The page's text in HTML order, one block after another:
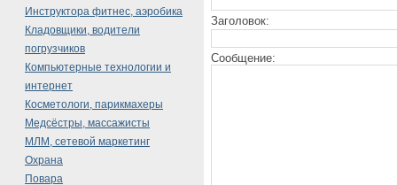
Заголовок:
Сообщение:
Инструктора фитнес, аэробика
Кладовщики, водители
погрузчиков
Компьютерные технологии и
интернет
Косметологи, парикмахеры
Медсёстры, массажисты
МЛМ, сетевой маркетинг
Охрана
Повара